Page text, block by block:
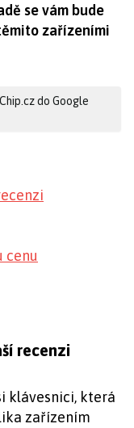
se vám bude
zařízeními
do Google
cenu
recenzi
klávesnici, která
zařízením